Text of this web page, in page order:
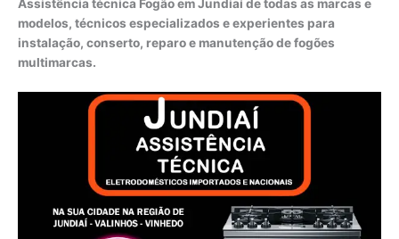
Assistência técnica Fogão em Jundiaí de todas as marcas e
modelos, técnicos especializados e experientes para
instalação, conserto, reparo e manutenção de fogões
multimarcas.